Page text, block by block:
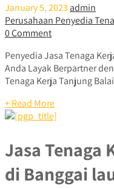
January 5, 2023 admin
Perusahaan Penyedia
0 Comment
Penyedia Jasa Tenaga
Anda Layak Berpartner
Tenaga Kerja Tanjung
+ Read More
Jasa Tenaga
di Banggai